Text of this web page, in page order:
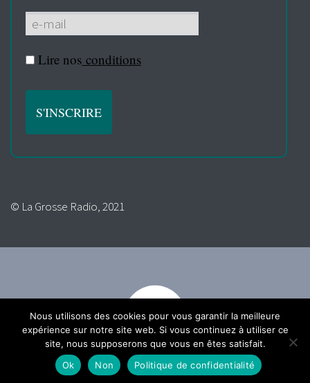
Lire nos conditions
© La Grosse Radio, 2021
Nous utilisons des cookies pour vous garantir la meilleure
expérience sur notre site web. Si vous continuez à utiliser ce
site, nous supposerons que vous en êtes satisfait.
Ok
Non Politique de confidentialité